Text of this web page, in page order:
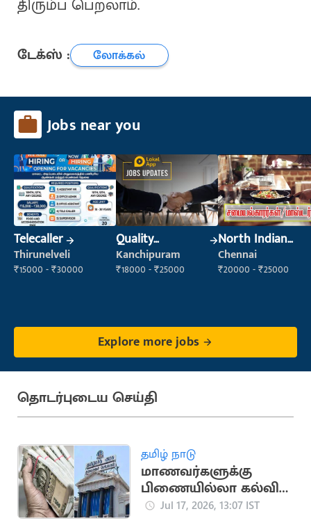
திரும்ப பெறலாம்.
டேக்ஸ் : லோக்கல்
Jobs near you
Telecaller
Thirunelveli
₹15000 - ₹30000
Quality
Inspector
Kanchipuram
₹18000 - ₹25000
North Indian
Cook
Chennai
₹20000 - ₹25000
Explore more jobs
தொடர்புடைய செய்தி
தமிழ் நாடு
மாணவர்களுக்கு
பிணையில்லா கல்விக்
கடன்... அமைச்சர்
Jul 17, 2026, 13:07 IST